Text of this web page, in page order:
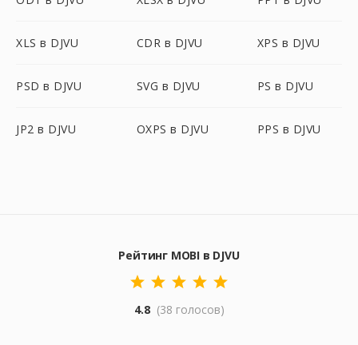
XLS в DJVU CDR в DJVU XPS в DJVU
PSD в DJVU SVG в DJVU PS в DJVU
JP2 в DJVU OXPS в DJVU PPS в DJVU
Рейтинг MOBI в DJVU
4.8 (38 голосов)